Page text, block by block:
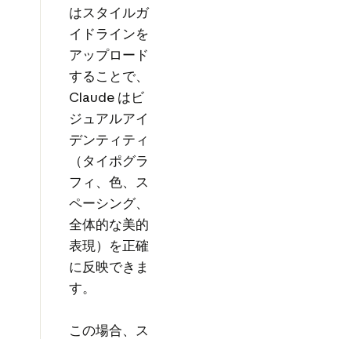
はスタイルガ
イドラインを
アップロード
することで、
Claude はビ
ジュアルアイ
デンティティ
（タイポグラ
フィ、色、ス
ペーシング、
全体的な美的
表現）を正確
に反映できま
す。
この場合、ス